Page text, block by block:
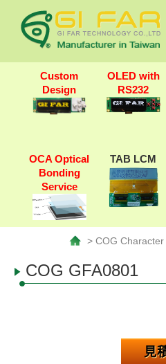
Custom
Design
OLED with
RS232
OCA Optical
Bonding
Service
TAB LCM
> COG Character
COG GFA0801
見